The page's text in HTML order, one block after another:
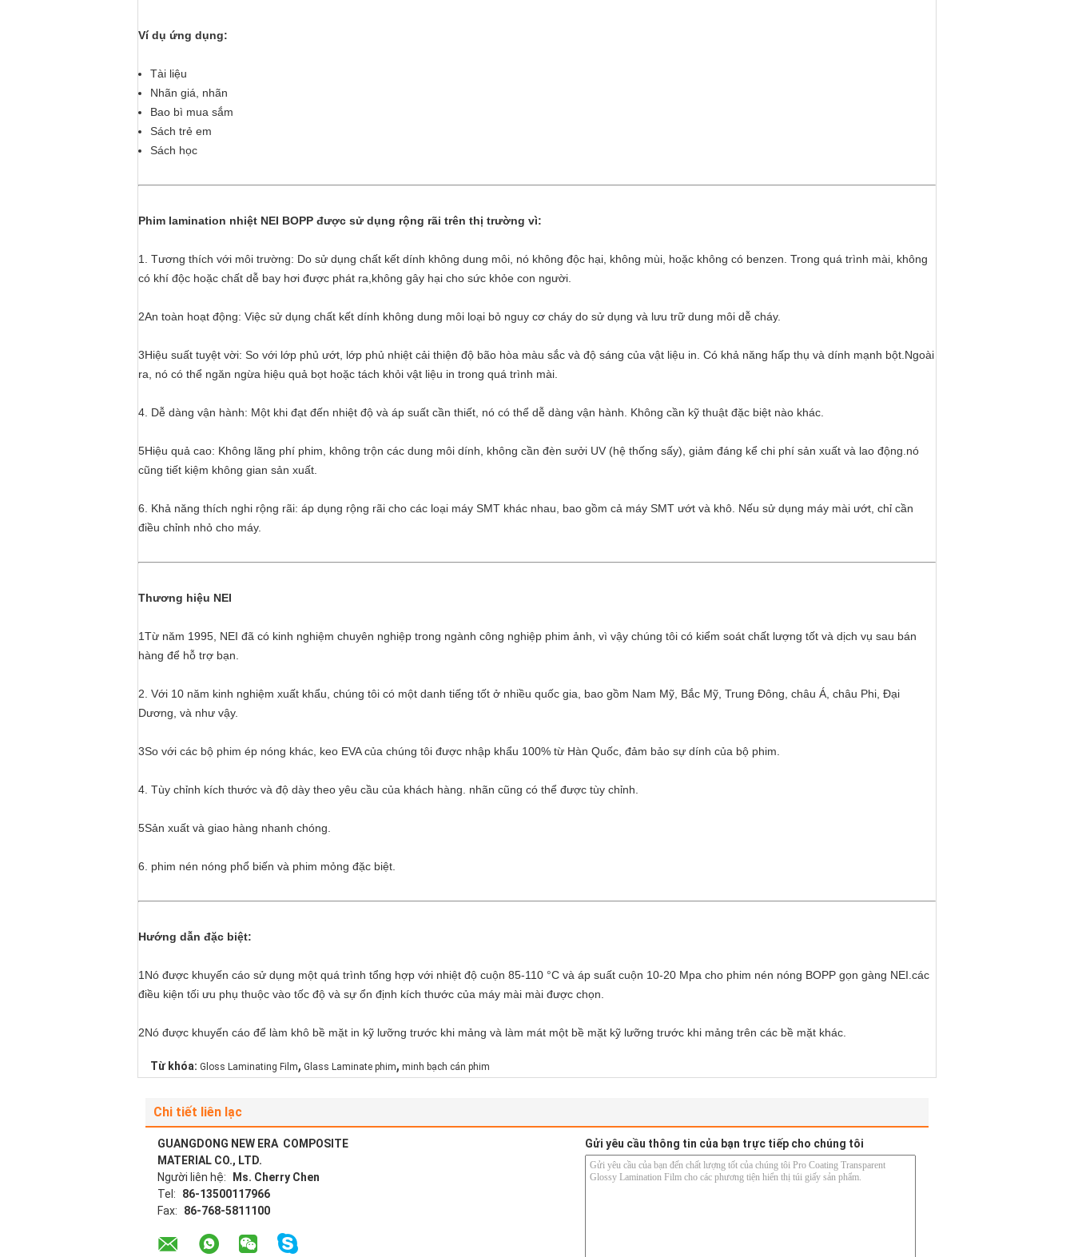
Ví dụ ứng dụng:
Tài liệu
Nhãn giá, nhãn
Bao bì mua sắm
Sách trẻ em
Sách học
Phim lamination nhiệt NEI BOPP được sử dụng rộng rãi trên thị trường vì:
1. Tương thích với môi trường: Do sử dụng chất kết dính không dung môi, nó không độc hại, không mùi, hoặc không có benzen. Trong quá trình mài, không
có khí độc hoặc chất dễ bay hơi được phát ra,không gây hại cho sức khỏe con người.
2An toàn hoạt động: Việc sử dụng chất kết dính không dung môi loại bỏ nguy cơ cháy do sử dụng và lưu trữ dung môi dễ cháy.
3Hiệu suất tuyệt vời: So với lớp phủ ướt, lớp phủ nhiệt cải thiện độ bão hòa màu sắc và độ sáng của vật liệu in. Có khả năng hấp thụ và dính mạnh bột.Ngoài
ra, nó có thể ngăn ngừa hiệu quả bọt hoặc tách khỏi vật liệu in trong quá trình mài.
4. Dễ dàng vận hành: Một khi đạt đến nhiệt độ và áp suất cần thiết, nó có thể dễ dàng vận hành. Không cần kỹ thuật đặc biệt nào khác.
5Hiệu quả cao: Không lãng phí phim, không trộn các dung môi dính, không cần đèn sưởi UV (hệ thống sấy), giảm đáng kể chi phí sản xuất và lao động.nó
cũng tiết kiệm không gian sản xuất.
6. Khả năng thích nghi rộng rãi: áp dụng rộng rãi cho các loại máy SMT khác nhau, bao gồm cả máy SMT ướt và khô. Nếu sử dụng máy mài ướt, chỉ cần
điều chỉnh nhỏ cho máy.
Thương hiệu NEI
1Từ năm 1995, NEI đã có kinh nghiệm chuyên nghiệp trong ngành công nghiệp phim ảnh, vì vậy chúng tôi có kiểm soát chất lượng tốt và dịch vụ sau bán
hàng để hỗ trợ bạn.
2. Với 10 năm kinh nghiệm xuất khẩu, chúng tôi có một danh tiếng tốt ở nhiều quốc gia, bao gồm Nam Mỹ, Bắc Mỹ, Trung Đông, châu Á, châu Phi, Đại
Dương, và như vậy.
3So với các bộ phim ép nóng khác, keo EVA của chúng tôi được nhập khẩu 100% từ Hàn Quốc, đảm bảo sự dính của bộ phim.
4. Tùy chỉnh kích thước và độ dày theo yêu cầu của khách hàng. nhãn cũng có thể được tùy chỉnh.
5Sản xuất và giao hàng nhanh chóng.
6. phim nén nóng phổ biến và phim mỏng đặc biệt.
Hướng dẫn đặc biệt:
1Nó được khuyến cáo sử dụng một quá trình tổng hợp với nhiệt độ cuộn 85-110 °C và áp suất cuộn 10-20 Mpa cho phim nén nóng BOPP gọn gàng NEI.các
điều kiện tối ưu phụ thuộc vào tốc độ và sự ổn định kích thước của máy mài mài được chọn.
2Nó được khuyến cáo để làm khô bề mặt in kỹ lưỡng trước khi mảng và làm mát một bề mặt kỹ lưỡng trước khi mảng trên các bề mặt khác.
Từ khóa: Gloss Laminating Film, Glass Laminate phim, minh bạch cán phim
Chi tiết liên lạc
GUANGDONG NEW ERA COMPOSITE
MATERIAL CO., LTD.
Người liên hệ:
Ms. Cherry Chen
Tel:
86-13500117966
Fax:
86-768-5811100
Gửi yêu cầu thông tin của bạn trực tiếp cho chúng tôi